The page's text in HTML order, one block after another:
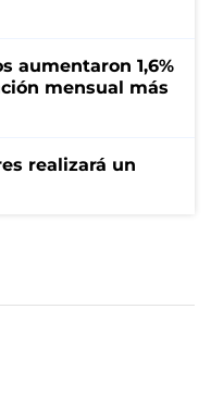
aumentaron 1,6%
mensual más
realizará un